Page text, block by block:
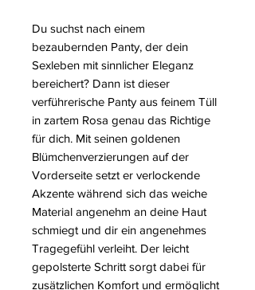
Du suchst nach einem
bezaubernden Panty, der dein
Sexleben mit sinnlicher Eleganz
bereichert? Dann ist dieser
verführerische Panty aus feinem Tüll
in zartem Rosa genau das Richtige
für dich. Mit seinen goldenen
Blümchenverzierungen auf der
Vorderseite setzt er verlockende
Akzente während sich das weiche
Material angenehm an deine Haut
schmiegt und dir ein angenehmes
Tragegefühl verleiht. Der leicht
gepolsterte Schritt sorgt dabei für
zusätzlichen Komfort und ermöglicht